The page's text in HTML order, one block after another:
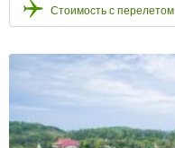
Стоимость с перелетом